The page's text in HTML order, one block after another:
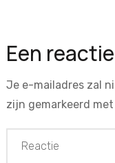
Een
Je e-mailadres zal
zijn gemarkeerd met